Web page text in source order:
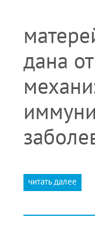
дана
читать далее